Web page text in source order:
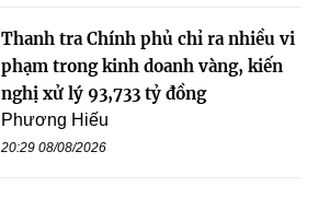
Thanh tra Chính phủ chỉ ra nhiều vi
phạm trong kinh doanh vàng, kiến
nghị xử lý 93,733 tỷ đồng
Phương Hiếu
20:29 08/08/2026